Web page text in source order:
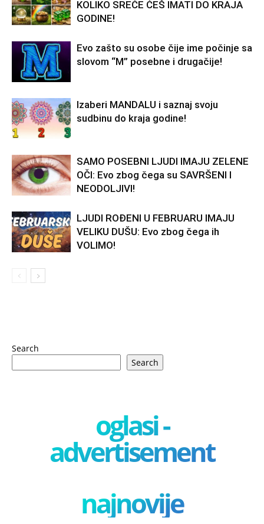
KOLIKO SREĆE ĆEŠ IMATI DO KRAJA
GODINE!
Evo zašto su osobe čije ime počinje sa
slovom “M” posebne i drugačije!
Izaberi MANDALU i saznaj svoju
sudbinu do kraja godine!
SAMO POSEBNI LJUDI IMAJU ZELENE
OČI: Evo zbog čega su SAVRŠENI I
NEODOLJIVI!
LJUDI ROĐENI U FEBRUARU IMAJU
VELIKU DUŠU: Evo zbog čega ih
VOLIMO!
Search
Search
oglasi -
advertisement
najnovije